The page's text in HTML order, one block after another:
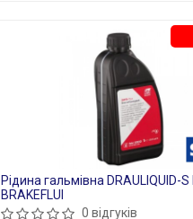
Рідина гальмівна DRAULIQUID-S
BRAKEFLUI
0 відгуків